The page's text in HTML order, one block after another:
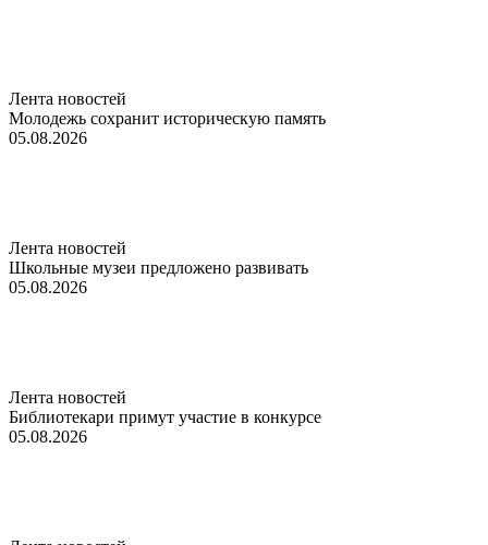
Лента новостей
Молодежь сохранит историческую память
05.08.2026
Лента новостей
Школьные музеи предложено развивать
05.08.2026
Лента новостей
Библиотекари примут участие в конкурсе
05.08.2026